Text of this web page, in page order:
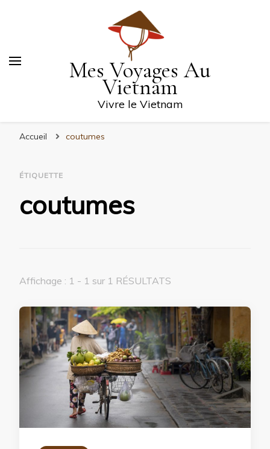
Mes Voyages Au
Vietnam
Vivre le Vietnam
Accueil coutumes
ÉTIQUETTE
coutumes
Affichage : 1 - 1 sur 1 RÉSULTATS